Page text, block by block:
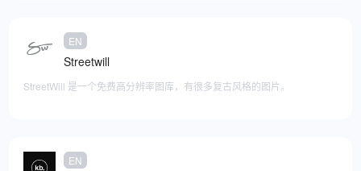
EN
Streetwill
StreetWill 是一个免费高分辨率图库，有很多复古风格的图片。
EN